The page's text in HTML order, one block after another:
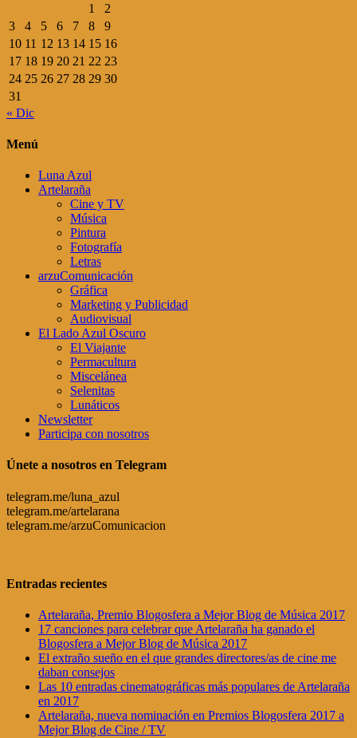
1
2
3
4 5 6 7 8
9
10 11 12 13 14 15 16
17 18 19 20 21 22 23
24 25 26 27 28 29 30
31
« Dic
Menú
Luna Azul
Artelaraña
Cine y TV
Música
Pintura
Fotografía
Letras
arzuComunicación
Gráfica
Marketing y Publicidad
Audiovisual
El Lado Azul Oscuro
El Viajante
Permacultura
Miscelánea
Selenitas
Lunáticos
Newsletter
Participa con nosotros
Únete a nosotros en Telegram
telegram.me/luna_azul
telegram.me/artelarana
telegram.me/arzuComunicacion
Entradas recientes
Artelaraña, Premio Blogosfera a Mejor Blog de Música 2017
17 canciones para celebrar que Artelaraña ha ganado el
Blogosfera a Mejor Blog de Música 2017
El extraño sueño en el que grandes directores/as de cine me
daban consejos
Las 10 entradas cinematográficas más populares de Artelaraña
en 2017
Artelaraña, nueva nominación en Premios Blogosfera 2017 a
Mejor Blog de Cine / TV